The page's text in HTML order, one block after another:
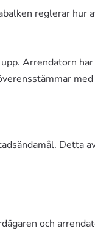
reglerar hur
Arrendatorn
med
Detta
och